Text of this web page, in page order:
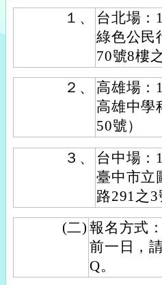
１、
台北場：
綠色公民
70號8樓
２、
高雄場：
高雄中學
50號）
３、
台中場：
臺中市立
路291之3
(二) 報名方式
前一日，
Q。